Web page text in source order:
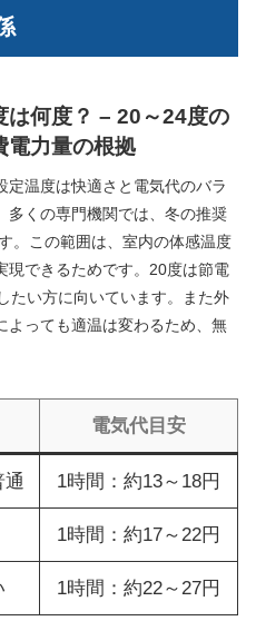
は何度？ – 20～24度の
電力量の根拠
定温度は快適さと電気代のバラ
多くの専門機関では、冬の推奨
。この範囲は、室内の体感温度
現できるためです。20度は節電
たい方に向いています。また外
よっても適温は変わるため、無
電気代目安
通 1時間：約13～18円
1時間：約17～22円
1時間：約22～27円